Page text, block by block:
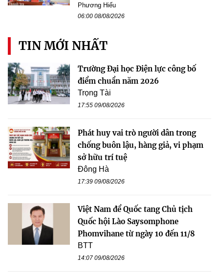
Phương Hiếu
06:00 08/08/2026
TIN MỚI NHẤT
Trường Đại học Điện lực công bố
điểm chuẩn năm 2026
Trọng Tài
17:55 09/08/2026
Phát huy vai trò người dân trong
chống buôn lậu, hàng giả, vi phạm
sở hữu trí tuệ
Đông Hà
17:39 09/08/2026
Việt Nam để Quốc tang Chủ tịch
Quốc hội Lào Saysomphone
Phomvihane từ ngày 10 đến 11/8
BTT
14:07 09/08/2026